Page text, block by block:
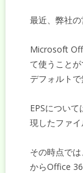
最近、弊社の
Microsoft
て使うこと
デフォルトで
EPSについ
現したファ
その時点で
からOffice